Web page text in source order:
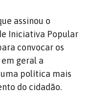
assinou o
Iniciativa Popular
convocar os
geral a
política mais
do cidadão.